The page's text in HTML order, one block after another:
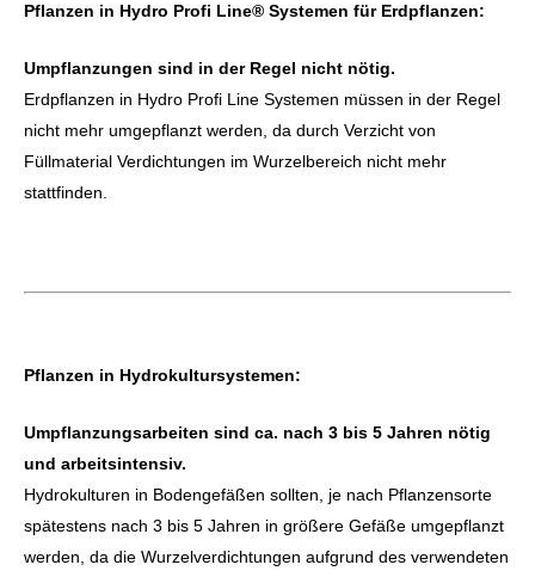
Pflanzen in Hydro Profi Line® Systemen für Erdpflanzen:
Umpflanzungen sind in der Regel nicht nötig.
Erdpflanzen in Hydro Profi Line Systemen müssen in der Regel
nicht mehr umgepflanzt werden, da durch Verzicht von
Füllmaterial Verdichtungen im Wurzelbereich nicht mehr
stattfinden.
Pflanzen in Hydrokultursystemen:
Umpflanzungsarbeiten sind ca. nach 3 bis 5 Jahren nötig
und arbeitsintensiv.
Hydrokulturen in Bodengefäßen sollten, je nach Pflanzensorte
spätestens nach 3 bis 5 Jahren in größere Gefäße umgepflanzt
werden, da die Wurzelverdichtungen aufgrund des verwendeten